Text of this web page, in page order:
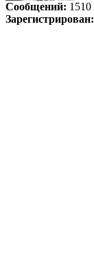
Сообщений: 1510
Зарегистрирован: